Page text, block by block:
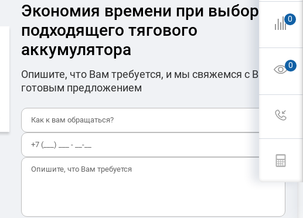
Экономия времени при выборе
подходящего тягового
аккумулятора
Опишите, что Вам требуется, и мы свяжемся с Вами с
готовым предложением
0
0